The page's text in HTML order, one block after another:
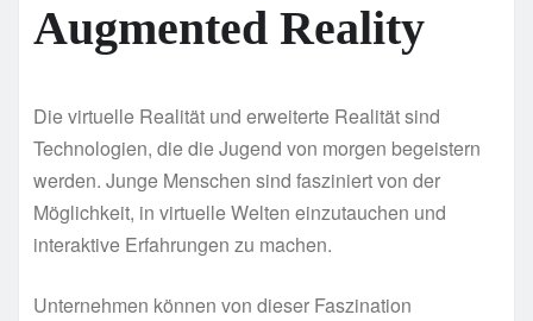
Augmented Reality
Die virtuelle Realität und erweiterte Realität sind
Technologien, die die Jugend von morgen begeistern
werden. Junge Menschen sind fasziniert von der
Möglichkeit, in virtuelle Welten einzutauchen und
interaktive Erfahrungen zu machen.
Unternehmen können von dieser Faszination